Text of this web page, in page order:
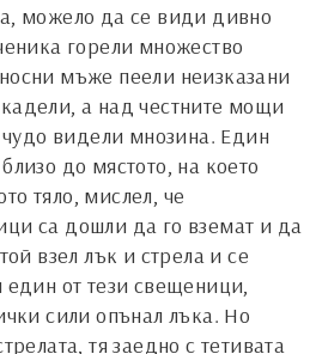
можело да се види дивно
горели множество
мъже пеели неизказани
а над честните мощи
чудо видели мнозина. Един
до мястото, на което
тяло, мислел, че
са дошли да го вземат и да
взел лък и стрела и се
от тези свещеници,
сили опънал лъка. Но
тя заедно с тетивата